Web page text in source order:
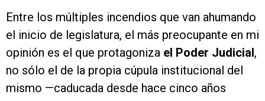
Entre los múltiples incendios que van ahumando
el inicio de legislatura, el más preocupante en mi
opinión es el que protagoniza el Poder Judicial,
no sólo el de la propia cúpula institucional del
mismo —caducada desde hace cinco años